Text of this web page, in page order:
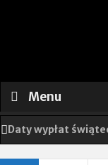
Menu
Daty wypłat
Ogłoszono